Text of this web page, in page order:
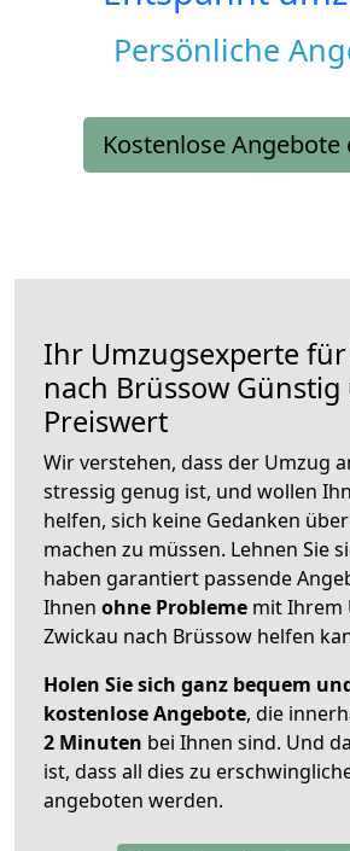
Persönliche
Kostenlose Angebote
Ihr Umzugsexperte
nach Brüssow Günstig
Preiswert
Wir verstehen, dass der Umzug
stressig genug ist, und wollen
helfen, sich keine Gedanken
machen zu müssen. Lehnen Sie
haben garantiert passende
Ihnen ohne Probleme mit Ihrem
Zwickau nach Brüssow helfen
Holen Sie sich ganz bequem
kostenlose Angebote, die
2 Minuten bei Ihnen sind. Und
ist, dass all dies zu
angeboten werden.